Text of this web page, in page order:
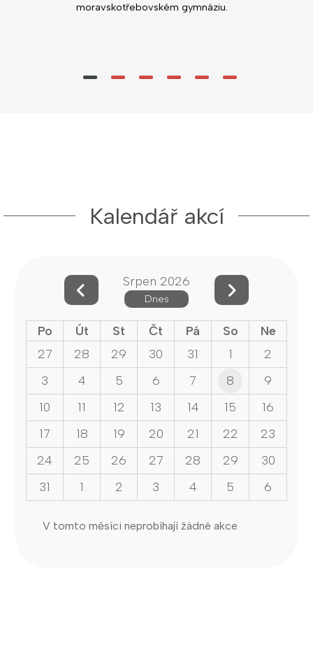
moravskotřebovském gymnáziu.
Kalendář akcí
Srpen 2026
Dnes
Po Út St Čt Pá So
Ne
27
28 29 30 31 1
2
3
4 5 6 7 8
9
10
11 12 13 14 15
16
17
18 19 20 21 22
23
24
25 26 27 28 29
30
31
1 2 3 4 5 6
V tomto měsíci neprobíhají žádné akce